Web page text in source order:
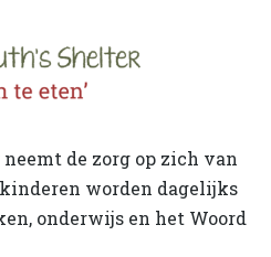
de zorg op zich van
kinderen worden dagelijks
onderwijs en het Woord